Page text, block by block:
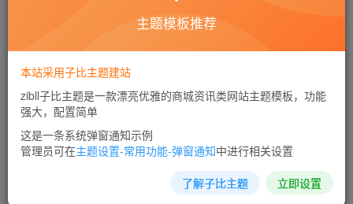
写DirectDraw渲染层，完美适配现代系统，支持
主题模板推荐
本站采用子比主题建站
zibll子比主题是一款漂亮优雅的商城资讯类网站主题模板，功能
强大，配置简单
这是一条系统弹窗通知示例
管理员可在主题设置-常用功能-弹窗通知中进行相关设置
了解子比主题 立即设置